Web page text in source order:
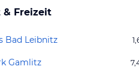
& Freizeit
Bad Leibnitz
Gamlitz